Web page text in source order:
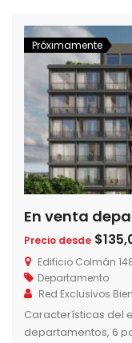
ubicadas en
Próximamente
Precio desde
Edificio Colmán
Departamento
Red Exclusivos
Características del
departamentos, 6